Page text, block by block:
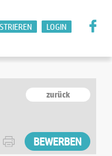
LOGIN
zurück